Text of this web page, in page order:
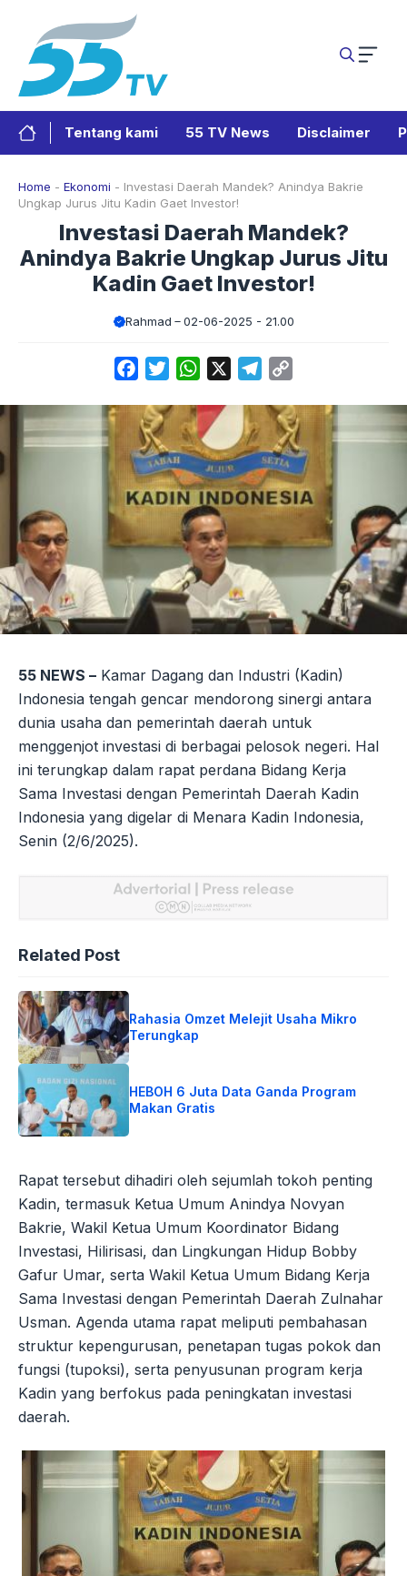
Tentang kami 55 TV News Disclaimer
Home - Ekonomi - Investasi Daerah Mandek? Anindya Bakrie
Ungkap Jurus Jitu Kadin Gaet Investor!
Investasi Daerah Mandek?
Anindya Bakrie Ungkap Jurus Jitu
Kadin Gaet Investor!
Rahmad 02-06-2025 - 21.00
FacebookTwitterWhatsApp Telegram
55 NEWS – Kamar Dagang dan Industri (Kadin)
Indonesia tengah gencar mendorong sinergi antara
dunia usaha dan pemerintah daerah untuk
menggenjot investasi di berbagai pelosok negeri. Hal
ini terungkap dalam rapat perdana Bidang Kerja
Sama Investasi dengan Pemerintah Daerah Kadin
Indonesia yang digelar di Menara Kadin Indonesia,
Senin (2/6/2025).
Related Post
Rahasia Omzet Melejit Usaha Mikro
Terungkap
HEBOH 6 Juta Data Ganda Program
Makan Gratis
Rapat tersebut dihadiri oleh sejumlah tokoh penting
Kadin, termasuk Ketua Umum Anindya Novyan
Bakrie, Wakil Ketua Umum Koordinator Bidang
Investasi, Hilirisasi, dan Lingkungan Hidup Bobby
Gafur Umar, serta Wakil Ketua Umum Bidang Kerja
Sama Investasi dengan Pemerintah Daerah Zulnahar
Usman. Agenda utama rapat meliputi pembahasan
struktur kepengurusan, penetapan tugas pokok dan
fungsi (tupoksi), serta penyusunan program kerja
Kadin yang berfokus pada peningkatan investasi
daerah.